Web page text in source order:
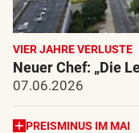
VIER JAHRE VERLUSTE
Neuer Chef: „Die
07.06.2026
PREISMINUS IM MAI